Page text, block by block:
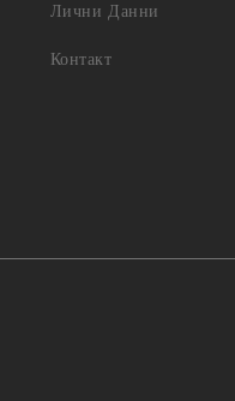
Лични Данни
Контакт